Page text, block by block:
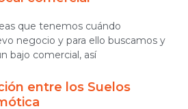
que tenemos cuándo
negocio y para ello buscamos y
bajo comercial, así
entre los Suelos